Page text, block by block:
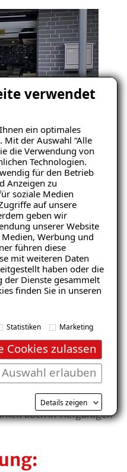
verwendet
ein optimales
Mit der Auswahl “Alle
die Verwendung von
Technologien.
für den Betrieb
Anzeigen zu
soziale Medien
auf unsere
geben wir
unserer Website
Werbung und
führen diese
mit weiteren Daten
haben oder die
der Dienste gesammelt
finden Sie in unseren
Statistiken Marketing
Cookies zulassen
Auswahl erlauben
Details zeigen
Bad
bestätigt. Die bei
eingesetzten Produkte
und kommen
auch in Tiefgaragen